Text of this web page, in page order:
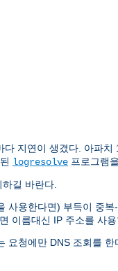
지연이 생겼다. 아파치
logresolve 프로그램
길 바란다.
사용한다면) 부득이 중
이름대신 IP 주소를 사
요청에만 DNS 조회를 한